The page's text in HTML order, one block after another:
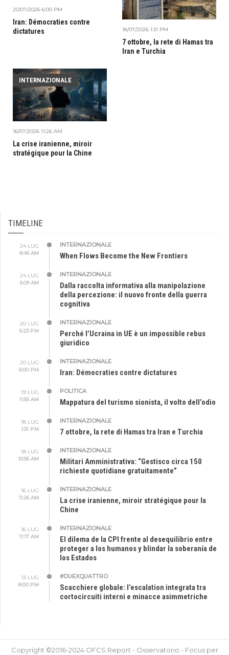
20/07/2026 6:00 PM
Iran: Démocraties contre
dictatures
18/07/2026 1:31 PM
7 ottobre, la rete di Hamas tra
Iran e Turchia
INTERNAZIONALE
16/07/2026 11:26 AM
La crise iranienne, miroir
stratégique pour la Chine
TIMELINE
24 LUG
8:46 AM
INTERNAZIONALE
When Flows Become the New Frontiers
24 LUG
6:09 AM
INTERNAZIONALE
Dalla raccolta informativa alla manipolazione
della percezione: il nuovo fronte della guerra
cognitiva
20 LUG
6:23 PM
INTERNAZIONALE
Perché l’Ucraina in UE è un impossible rebus
giuridico
20 LUG
6:00 PM
INTERNAZIONALE
Iran: Démocraties contre dictatures
19 LUG
11:55 AM
POLITICA
Mappatura del turismo sionista, il volto dell’odio
18 LUG
1:31 PM
INTERNAZIONALE
7 ottobre, la rete di Hamas tra Iran e Turchia
18 LUG
10:55 AM
INTERNAZIONALE
Militari Amministrativa: “Gestisco circa 150
richieste quotidiane gratuitamente”
16 LUG
11:26 AM
INTERNAZIONALE
La crise iranienne, miroir stratégique pour la
Chine
16 LUG
11:17 AM
INTERNAZIONALE
El dilema de la CPI frente al desequilibrio entre
proteger a los humanos y blindar la soberanía de
los Estados
13 LUG
8:00 PM
#DUEXQUATTRO
Scacchiere globale: l’escalation integrata tra
cortocircuiti interni e minacce asimmetriche
Copyright ©2016-2024 OFCS.Report - Osservatorio - Focus per